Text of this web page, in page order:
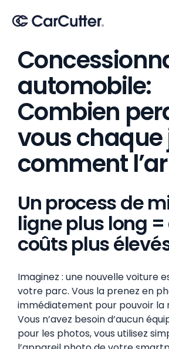
automobile:
Combien
vous chaque
comment
Un process de
ligne plus long =
coûts plus
Imaginez : une nouvelle voiture
votre parc. Vous la prenez en
immédiatement pour pouvoir la
Vous n’avez besoin d’aucun
pour les photos, vous utilisez